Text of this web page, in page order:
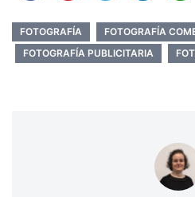
FOTOGRAFÍA
FOTOGRAFÍA
FOTOGRAFÍA PUBLICITARIA